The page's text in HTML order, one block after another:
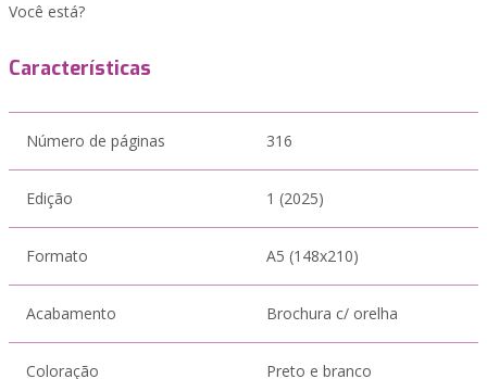
Você está?
Características
Número de páginas 316
Edição 1 (2025)
Formato A5 (148x210)
Acabamento Brochura c/ orelha
Coloração Preto e branco